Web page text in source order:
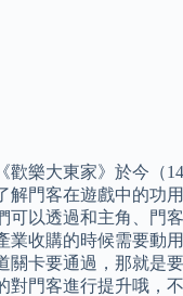
歡樂大東家》於今（
解門客在遊戲中的功
可以透過和主角、門
業收購的時候需要動
關卡要通過，那就是
對門客進行提升哦，